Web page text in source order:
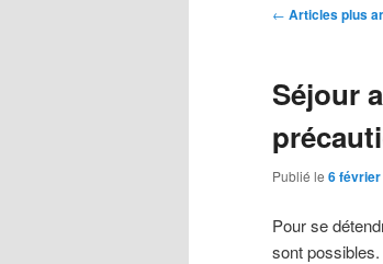
Navigation
← Articles plus
Séjour
Publié le 6
Pour se
sont